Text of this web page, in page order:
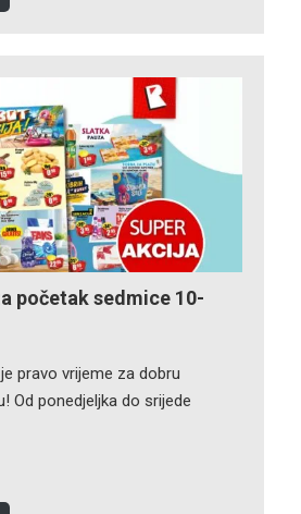
početak sedmice 10-
pravo vrijeme za dobru
Od ponedjeljka do srijede